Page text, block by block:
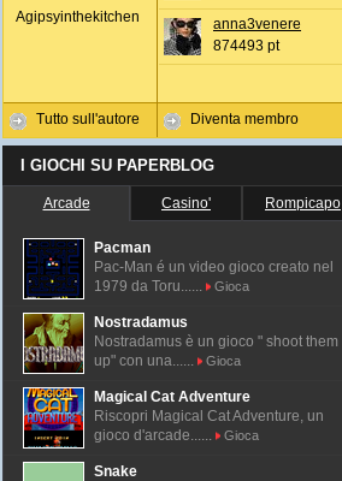
Agipsyinthekitchen
Tutto sull'autore
anna3venere
874493 pt
Diventa membro
I GIOCHI SU PAPERBLOG
Arcade Casino' Rompicapo
Pacman
Pac-Man é un video gioco creato nel
1979 da Toru......
Gioca
Nostradamus
Nostradamus è un gioco " shoot them
up" con una......
Gioca
Magical Cat Adventure
Riscopri Magical Cat Adventure, un
gioco d'arcade......
Gioca
Snake